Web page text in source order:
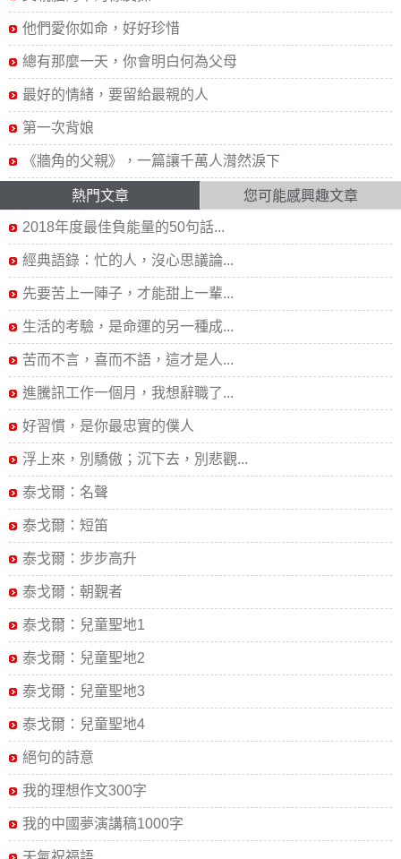
他們愛你如命，好好珍惜
總有那麼一天，你會明白何為父母
最好的情緒，要留給最親的人
第一次背娘
《牆角的父親》，一篇讓千萬人潸然淚下
熱門文章 您可能感興趣文章
2018年度最佳負能量的50句話...
經典語錄：忙的人，沒心思議論...
先要苦上一陣子，才能甜上一輩...
生活的考驗，是命運的另一種成...
苦而不言，喜而不語，這才是人...
進騰訊工作一個月，我想辭職了...
好習慣，是你最忠實的僕人
浮上來，別驕傲；沉下去，別悲觀...
泰戈爾：名聲
泰戈爾：短笛
泰戈爾：步步高升
泰戈爾：朝覲者
泰戈爾：兒童聖地1
泰戈爾：兒童聖地2
泰戈爾：兒童聖地3
泰戈爾：兒童聖地4
絕句的詩意
我的理想作文300字
我的中國夢演講稿1000字